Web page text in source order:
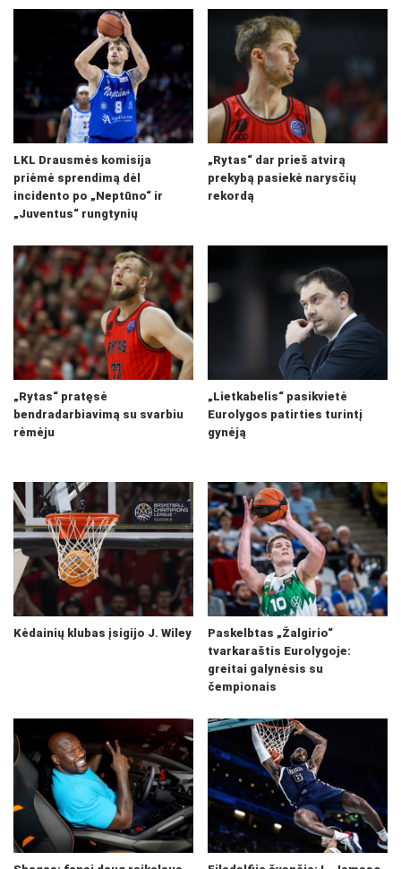
LKL Drausmės komisija
priėmė sprendimą dėl
incidento po „Neptūno“ ir
„Juventus“ rungtynių
„Rytas“ dar prieš atvirą
prekybą pasiekė narysčių
rekordą
„Rytas“ pratęsė
bendradarbiavimą su svarbiu
rėmėju
„Lietkabelis“ pasikvietė
Eurolygos patirties turintį
gynėją
Kėdainių klubas įsigijo J. Wiley
Paskelbtas „Žalgirio“
tvarkaraštis Eurolygoje:
greitai galynėsis su
čempionais